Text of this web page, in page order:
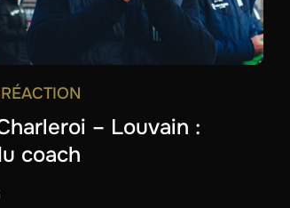
– Louvain :
coach